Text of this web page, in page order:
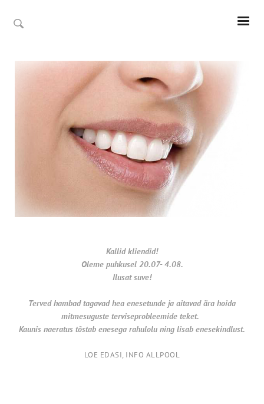
Kallid kliendid!
Oleme puhkusel 20.07- 4.08.
Ilusat suve!
Terved hambad tagavad hea enesetunde ja aitavad ära hoida
mitmesuguste terviseprobleemide teket.
Kaunis naeratus tõstab enesega rahulolu ning lisab enesekindlust.
LOE EDASI, INFO ALLPOOL